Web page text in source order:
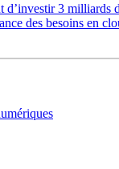
d’investir 3 milliards
des besoins en